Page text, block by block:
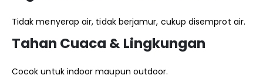
Tidak menyerap air, tidak berjamur, cukup disemprot air.
Tahan Cuaca & Lingkungan
Cocok untuk indoor maupun outdoor.